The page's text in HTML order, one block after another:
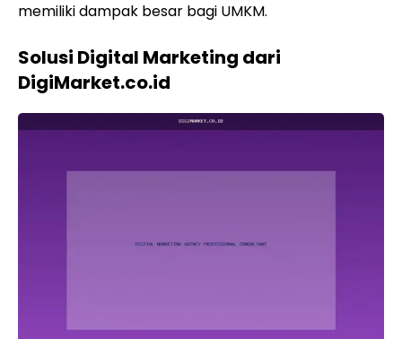
memiliki dampak besar bagi UMKM.
Solusi Digital Marketing dari
DigiMarket.co.id